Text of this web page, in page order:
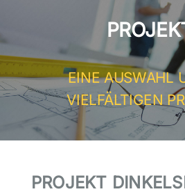
EINE AUSWAHL
VIELFÄLTIGEN
PROJEKT